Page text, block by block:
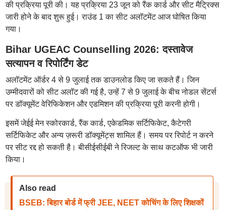
की प्रक्रिया पूरी की। यह प्रक्रिया 23 जून को रैंक कार्ड और सीट मैट्रिक्स
जारी होने के बाद शुरू हुई। राउंड 1 का सीट अलॉटमेंट आज घोषित किया
गया।
Bihar UGEAC Counselling 2026: दस्तावेज
सत्यापन व रिपोर्टिंग डेट
अलॉटमेंट ऑर्डर 4 से 9 जुलाई तक डाउनलोड किए जा सकते हैं। जिन
उम्मीदवारों को सीट अलॉट की गई है, उन्हें 7 से 9 जुलाई के बीच नोडल सेंटर्स
पर डॉक्यूमेंट वेरिफिकेशन और एडमिशन की प्रक्रिया पूरी करनी होगी।
इसमें जेईई मेन स्कोरकार्ड, रैंक कार्ड, एकेडमिक सर्टिफिकेट, कैटेगरी
सर्टिफिकेट और अन्य ज़रूरी डॉक्यूमेंट्स शामिल हैं। समय पर रिपोर्ट न करने
पर सीट रद्द हो सकती है। बीसीईसीईबी ने रिजल्ट के साथ कटऑफ भी जारी
किया।
Also read
BSEB: बिहार बोर्ड में फ्री JEE, NEET कोचिंग के लिए शिक्षकों